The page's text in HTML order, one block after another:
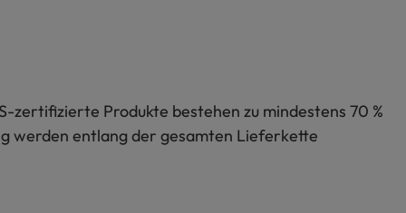
zertifizierte Produkte bestehen zu mindestens 70 %
werden entlang der gesamten Lieferkette